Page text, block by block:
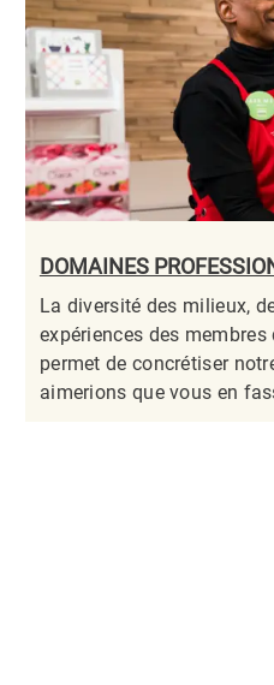
DOMAINES
La diversité des milieux,
expériences des
permet de concrétiser
aimerions que vous en